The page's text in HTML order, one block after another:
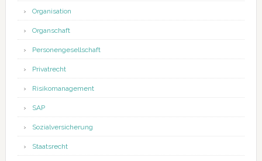
Organisation
Organschaft
Personengesellschaft
Privatrecht
Risikomanagement
SAP
Sozialversicherung
Staatsrecht